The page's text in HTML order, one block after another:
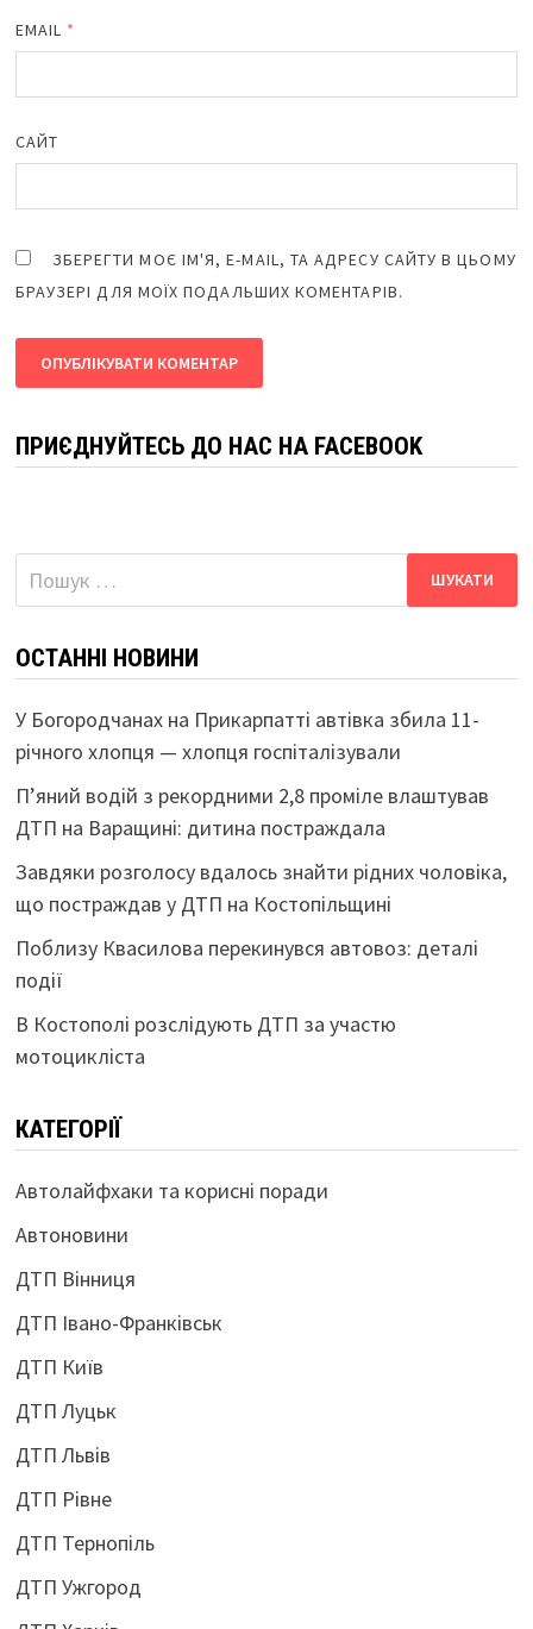
EMAIL *
САЙТ
ЗБЕРЕГТИ МОЄ ІМ'Я, E-MAIL, ТА АДРЕСУ САЙТУ В ЦЬОМУ
БРАУЗЕРІ ДЛЯ МОЇХ ПОДАЛЬШИХ КОМЕНТАРІВ.
ПРИЄДНУЙТЕСЬ ДО НАС НА FACEBOOK
Пошук:
ОСТАННІ НОВИНИ
У Богородчанах на Прикарпатті автівка збила 11-
річного хлопця — хлопця госпіталізували
П’яний водій з рекордними 2,8 проміле влаштував
ДТП на Варащині: дитина постраждала
Завдяки розголосу вдалось знайти рідних чоловіка,
що постраждав у ДТП на Костопільщині
Поблизу Квасилова перекинувся автовоз: деталі
події
В Костополі розслідують ДТП за участю
мотоцикліста
КАТЕГОРІЇ
Автолайфхаки та корисні поради
Автоновини
ДТП Вінниця
ДТП Івано-Франківськ
ДТП Київ
ДТП Луцьк
ДТП Львів
ДТП Рівне
ДТП Тернопіль
ДТП Ужгород